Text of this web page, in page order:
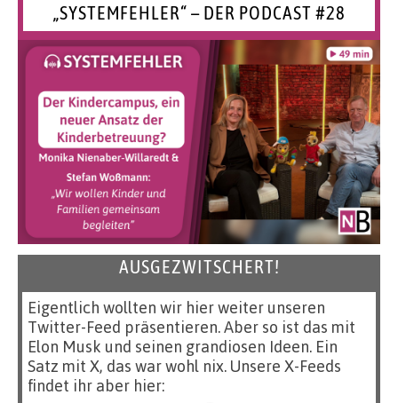
„SYSTEMFEHLER“ – DER PODCAST #28
AUSGEZWITSCHERT!
Eigentlich wollten wir hier weiter unseren
Twitter-Feed präsentieren. Aber so ist das mit
Elon Musk und seinen grandiosen Ideen. Ein
Satz mit X, das war wohl nix. Unsere X-Feeds
findet ihr aber hier: